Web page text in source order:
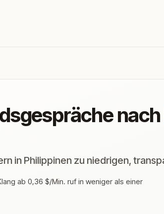
nach
in Philippinen zu niedrigen,
ab 0,36 $/Min. ruf in weniger als einer